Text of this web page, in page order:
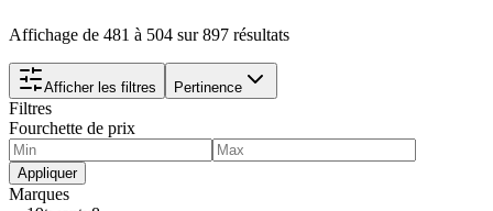
Affichage de 481 à 504 sur 897 résultats
Afficher les filtres Pertinence
Filtres
Fourchette de prix
Appliquer
Marques